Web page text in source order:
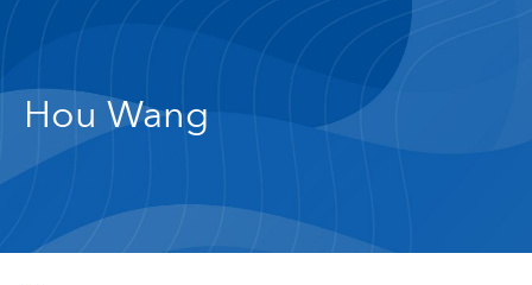
Hou Wang